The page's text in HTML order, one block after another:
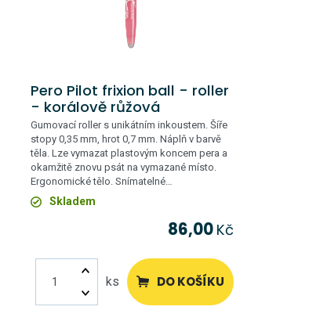
Pero Pilot frixion ball - roller
- korálově růžová
Gumovací roller s unikátním inkoustem. Šíře
stopy 0,35 mm, hrot 0,7 mm. Náplň v barvě
těla. Lze vymazat plastovým koncem pera a
okamžitě znovu psát na vymazané místo.
Ergonomické tělo. Snímatelné…
Skladem
86,00 Kč
ks DO KOŠÍKU